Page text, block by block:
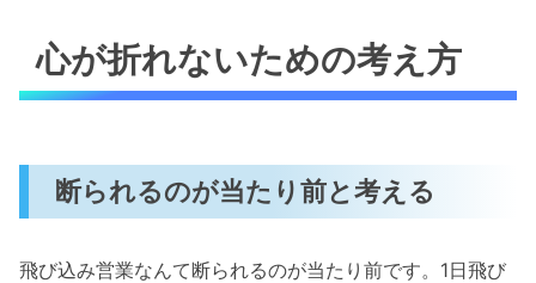
心が折れないための考え方
断られるのが当たり前と考える
飛び込み営業なんて断られるのが当たり前です。1日飛び